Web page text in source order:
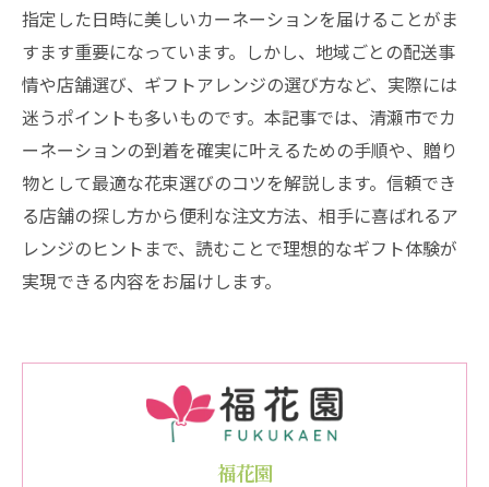
指定した日時に美しいカーネーションを届けることがま
すます重要になっています。しかし、地域ごとの配送事
情や店舗選び、ギフトアレンジの選び方など、実際には
迷うポイントも多いものです。本記事では、清瀬市でカ
ーネーションの到着を確実に叶えるための手順や、贈り
物として最適な花束選びのコツを解説します。信頼でき
る店舗の探し方から便利な注文方法、相手に喜ばれるア
レンジのヒントまで、読むことで理想的なギフト体験が
実現できる内容をお届けします。
福花園